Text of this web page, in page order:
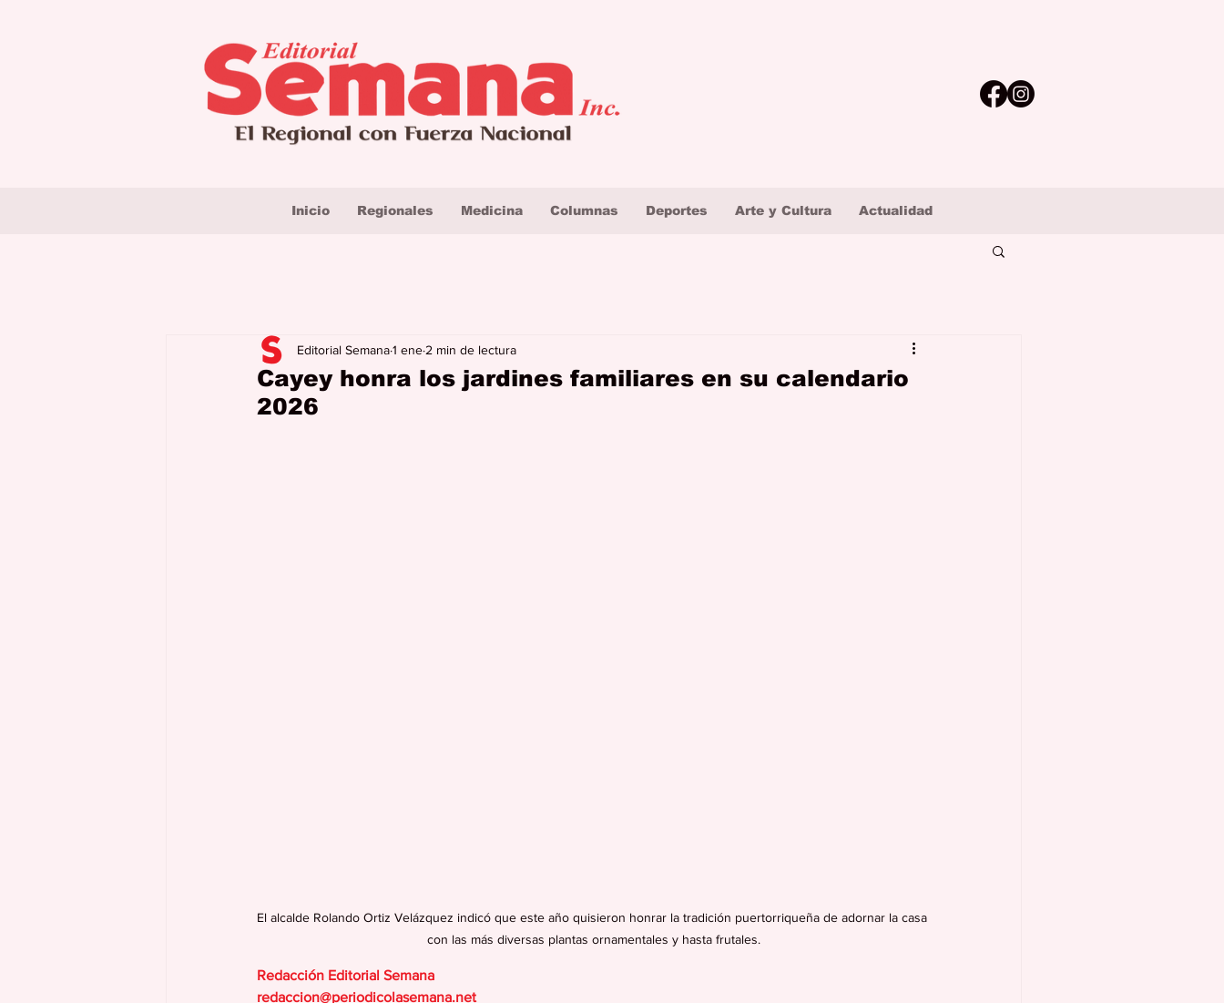
Inicio Regionales Medicina Columnas Deportes Arte y Cultura Actualidad
Cayey honra los jardines familiares en su calendario
2026
Editorial Semana1 ene 2 min de lectura
El alcalde Rolando Ortiz Velázquez indicó que este año quisieron honrar la tradición puertorriqueña de adornar la casa
con las más diversas plantas ornamentales y hasta frutales.
Redacción Editorial Semana
redaccion@periodicolasemana.net